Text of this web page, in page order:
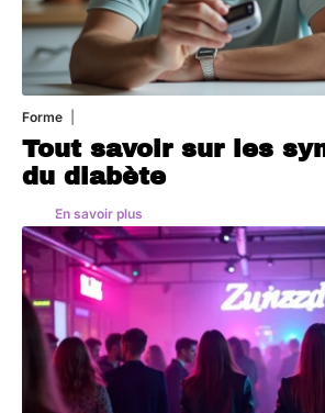
Forme
Tout savoir sur les
du diabète
En savoir plus